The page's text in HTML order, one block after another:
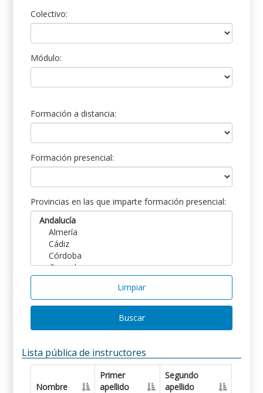
Colectivo:
Módulo:
Formación a distancia:
Formación presencial:
Provincias en las que imparte formación presencial:
Limpiar
Buscar
Lista pública de instructores
Nombre
Primer
apellido
Segundo
apellido